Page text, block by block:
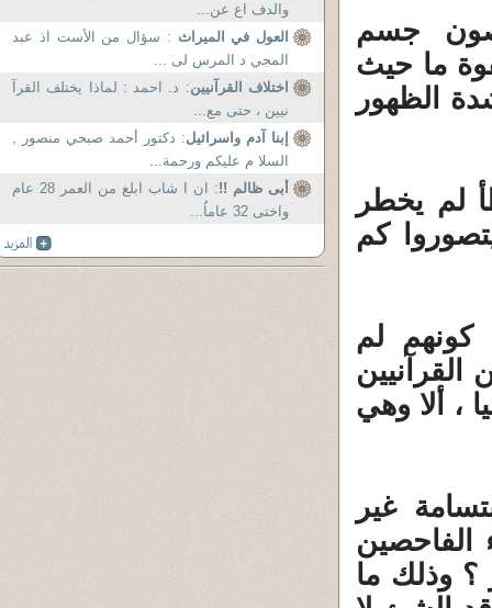
جسم
ما حيث
الظهور
لم يخطر
كم
كونهم لم
، ألا وهي
غير
الفاحصين
؟ وذلك ما
والدف اع عن...
العول في الميراث : سؤال من الأست اذ عبد
المجي د المرس لى ...
اختلاف القرآنيين: د. احمد : لماذا يختلف القرآ
نيين ، حتى مع...
إبنا آدم واسرائيل: دكتور أحمد صبحي منصور ,
السلا م عليكم ورحمة...
أبى ظالم !!
: ان ا شاب ابلغ من العمر 28 عام
واختى 32 عاماُ...